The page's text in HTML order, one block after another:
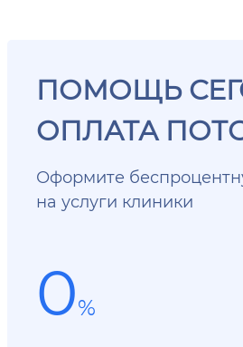
ПОМОЩЬ
ОПЛАТА
Оформите
на услуги клиники
0%